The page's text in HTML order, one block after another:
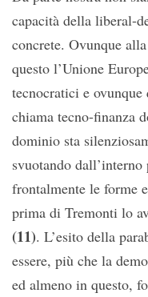
capacità della liberal-
concrete. Ovunque
questo l’Unione
tecnocratici e
chiama tecno-finanza
dominio sta
svuotando
frontalmente le forme
prima di Tremonti lo
(11). L’esito della
essere, più che la
ed almeno in questo,